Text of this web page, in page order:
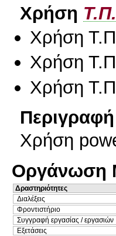
Χρήση
Χρήση
Χρήση
Χρήση
Περιγραφή
Χρήση
Οργάνωση
Δραστηριότητες
Διαλέξεις
Φροντιστήριο
Συγγραφή εργασίας / εργασιών
Εξετάσεις